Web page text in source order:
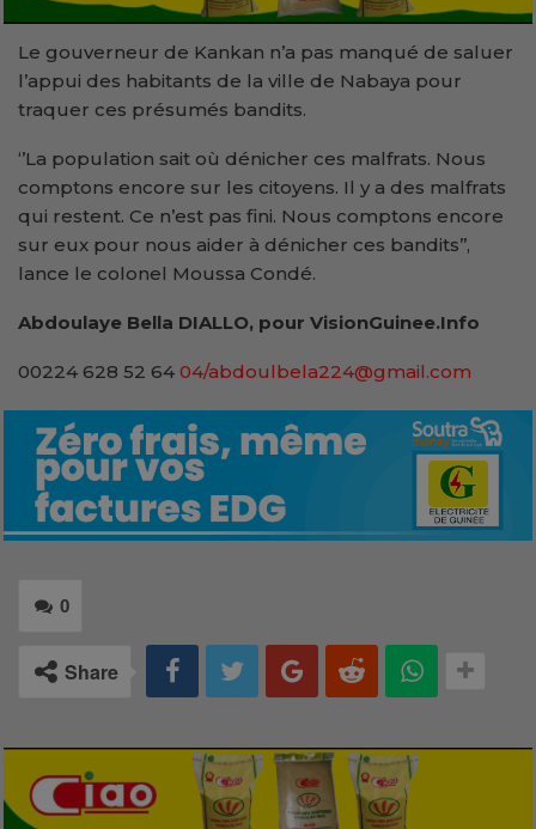
Le gouverneur de Kankan n’a pas manqué de saluer
l’appui des habitants de la ville de Nabaya pour
traquer ces présumés bandits.
‘’La population sait où dénicher ces malfrats. Nous
comptons encore sur les citoyens. Il y a des malfrats
qui restent. Ce n’est pas fini. Nous comptons encore
sur eux pour nous aider à dénicher ces bandits’’,
lance le colonel Moussa Condé.
Abdoulaye Bella DIALLO, pour VisionGuinee.Info
00224 628 52 64 04/abdoulbela224@gmail.com
0
Share